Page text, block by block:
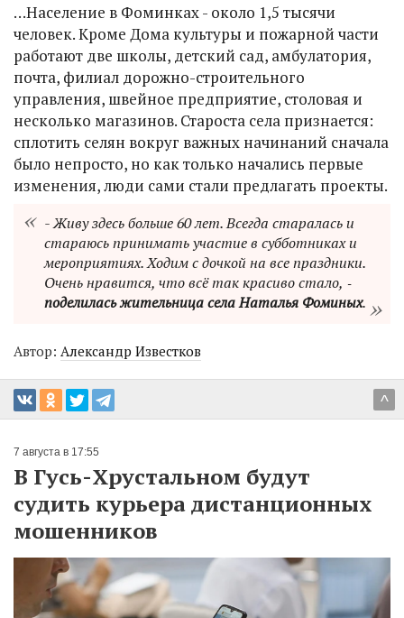
…Население в Фоминках - около 1,5 тысячи
человек. Кроме Дома культуры и пожарной части
работают две школы, детский сад, амбулатория,
почта, филиал дорожно-строительного
управления, швейное предприятие, столовая и
несколько магазинов. Староста села признается:
сплотить селян вокруг важных начинаний сначала
было непросто, но как только начались первые
изменения, люди сами стали предлагать проекты.
- Живу здесь больше 60 лет. Всегда старалась и
стараюсь принимать участие в субботниках и
мероприятиях. Ходим с дочкой на все праздники.
Очень нравится, что всё так красиво стало, ‑
поделилась жительница села Наталья Фоминых.
Автор: Александр Известков
^
7 августа в 17:55
В Гусь-Хрустальном будут
судить курьера дистанционных
мошенников